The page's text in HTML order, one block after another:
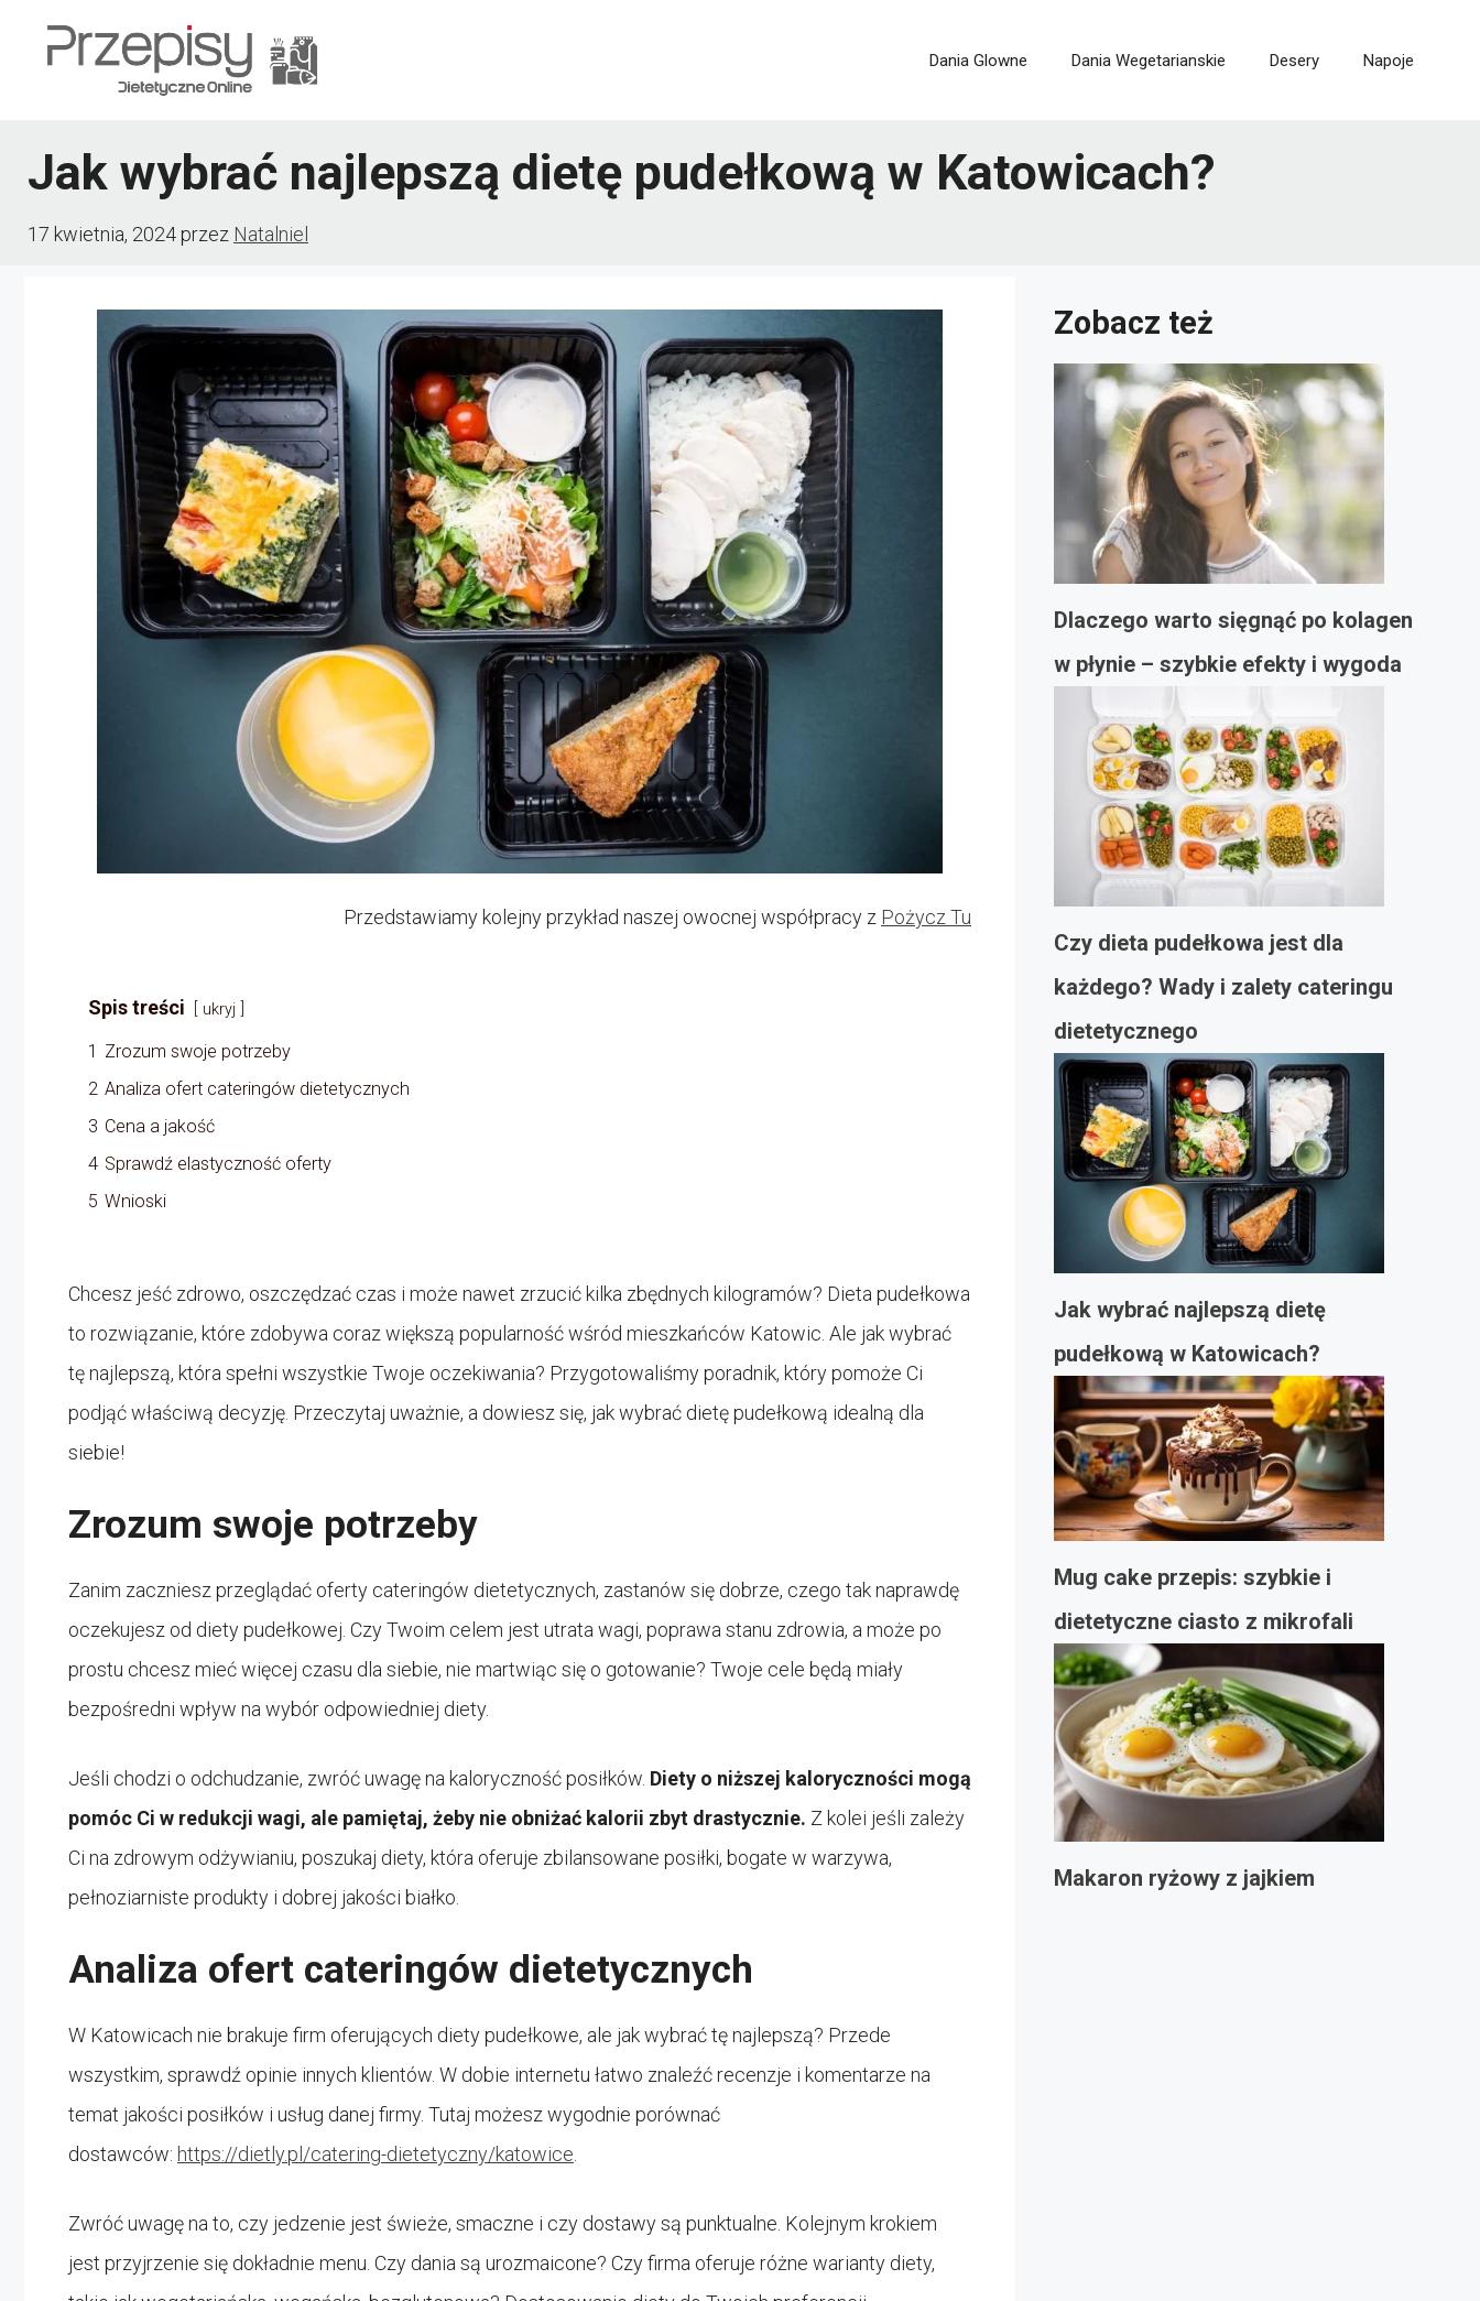
Dania Glowne Dania Wegetarianskie Desery Napoje
Jak wybrać najlepszą dietę pudełkową w Katowicach?
17 kwietnia, 2024przez Natalniel
Przedstawiamy kolejny przykład naszej owocnej współpracy z Pożycz Tu
Spis treści ukryj
1 Zrozum swoje potrzeby
2 Analiza ofert cateringów dietetycznych
3 Cena a jakość
4 Sprawdź elastyczność oferty
5 Wnioski
Chcesz jeść zdrowo, oszczędzać czas i może nawet zrzucić kilka zbędnych kilogramów? Dieta pudełkowa
to rozwiązanie, które zdobywa coraz większą popularność wśród mieszkańców Katowic. Ale jak wybrać
tę najlepszą, która spełni wszystkie Twoje oczekiwania? Przygotowaliśmy poradnik, który pomoże Ci
podjąć właściwą decyzję. Przeczytaj uważnie, a dowiesz się, jak wybrać dietę pudełkową idealną dla
siebie!
Zrozum swoje potrzeby
Zanim zaczniesz przeglądać oferty cateringów dietetycznych, zastanów się dobrze, czego tak naprawdę
oczekujesz od diety pudełkowej. Czy Twoim celem jest utrata wagi, poprawa stanu zdrowia, a może po
prostu chcesz mieć więcej czasu dla siebie, nie martwiąc się o gotowanie? Twoje cele będą miały
bezpośredni wpływ na wybór odpowiedniej diety.
Jeśli chodzi o odchudzanie, zwróć uwagę na kaloryczność posiłków. Diety o niższej kaloryczności mogą
pomóc Ci w redukcji wagi, ale pamiętaj, żeby nie obniżać kalorii zbyt drastycznie. Z kolei jeśli zależy
Ci na zdrowym odżywianiu, poszukaj diety, która oferuje zbilansowane posiłki, bogate w warzywa,
pełnoziarniste produkty i dobrej jakości białko.
Analiza ofert cateringów dietetycznych
W Katowicach nie brakuje firm oferujących diety pudełkowe, ale jak wybrać tę najlepszą? Przede
wszystkim, sprawdź opinie innych klientów. W dobie internetu łatwo znaleźć recenzje i komentarze na
temat jakości posiłków i usług danej firmy. Tutaj możesz wygodnie porównać
dostawców: https://dietly.pl/catering-dietetyczny/katowice
Zwróć uwagę na to, czy jedzenie jest świeże, smaczne i czy dostawy są punktualne. Kolejnym krokiem
jest przyjrzenie się dokładnie menu. Czy dania są urozmaicone? Czy firma oferuje różne warianty diety,
Zobacz też
Dlaczego warto sięgnąć po kolagen
w płynie – szybkie efekty i wygoda
Czy dieta pudełkowa jest dla
każdego? Wady i zalety cateringu
dietetycznego
Jak wybrać najlepszą dietę
pudełkową w Katowicach?
Mug cake przepis: szybkie i
dietetyczne ciasto z mikrofali
Makaron ryżowy z jajkiem